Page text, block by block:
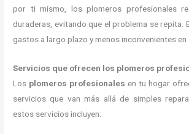
por ti mismo, los plomeros profesionales
duraderas, evitando que el problema se repita.
gastos a largo plazo y menos inconvenientes en
Servicios que ofrecen los plomeros
Los plomeros profesionales en tu hogar
servicios que van más allá de simples
estos servicios incluyen: